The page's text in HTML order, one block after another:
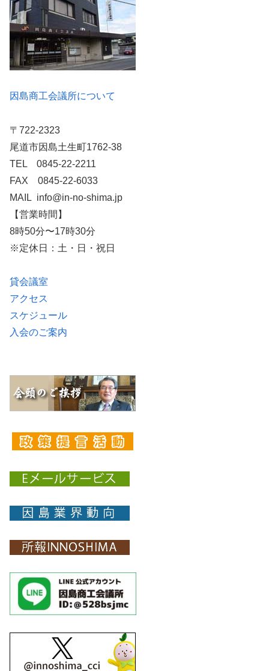
因島商工会議所について
〒722-2323
尾道市因島土生町1762-38
TEL 0845-22-2211
FAX 0845-22-6033
MAIL info@in-no-shima.jp
【営業時間】
8時50分〜17時30分
※定休日：土・日・祝日
貸会議室
アクセス
スケジュール
入会のご案内